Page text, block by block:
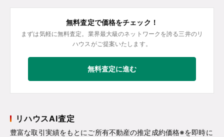
無料査定で価格をチェック！
まずは気軽に無料査定。業界最大級のネットワークを誇る三井のリ
ハウスがご提案いたします。
無料査定に進む
リハウスAI査定
豊富な取引実績をもとにご所有不動産の推定成約価格※を即時に